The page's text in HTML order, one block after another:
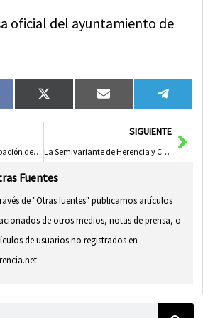
oficial del ayuntamiento de
Compartir
en
X
(Twitter)
Compartir
en
Email
en
Enorme éxito de participación del VI Minimaratón de Cuentos y Rastrillo de las Artes
SIGUIENTE
La Semivariante de Herencia y Campo de Criptana en fase de expropiación
Fuentes
de "Otras fuentes" publicamos artículos
de otros medios, notas de prensa, o
de usuarios no registrados en